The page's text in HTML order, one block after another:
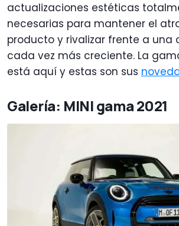
actualizaciones estéticas
necesarias para mantener el
producto y rivalizar frente a una
cada vez más creciente. La
está aquí y estas son sus
Galería: MINI gama 2021